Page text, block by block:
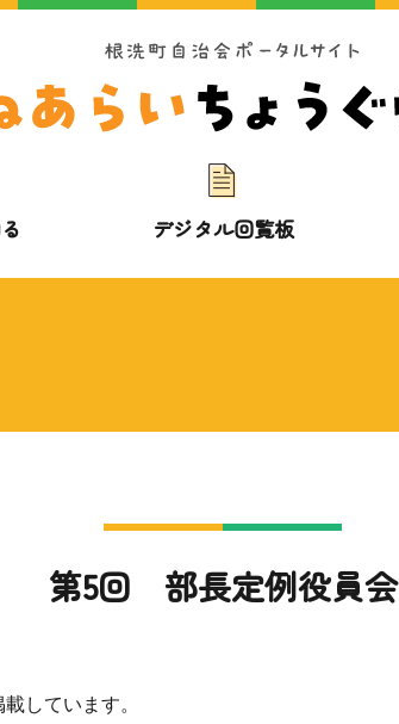
デジタル回覧板
第5回 部長定例役員会
しています。